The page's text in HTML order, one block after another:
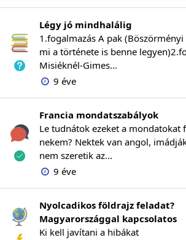
Légy jó mindhalálig
1.fogalmazás A pak (Böszörményi
mi a története is benne
Misiéknél-Gimes...
9 éve
Francia mondatszabályok
Le tudnátok ezeket a mondatokat
nekem? Nektek van angol,
nem szeretik az...
9 éve
Nyolcadikos földrajz feladat?
Magyarországgal kapcsolatos
Ki kell javítani a hibákat